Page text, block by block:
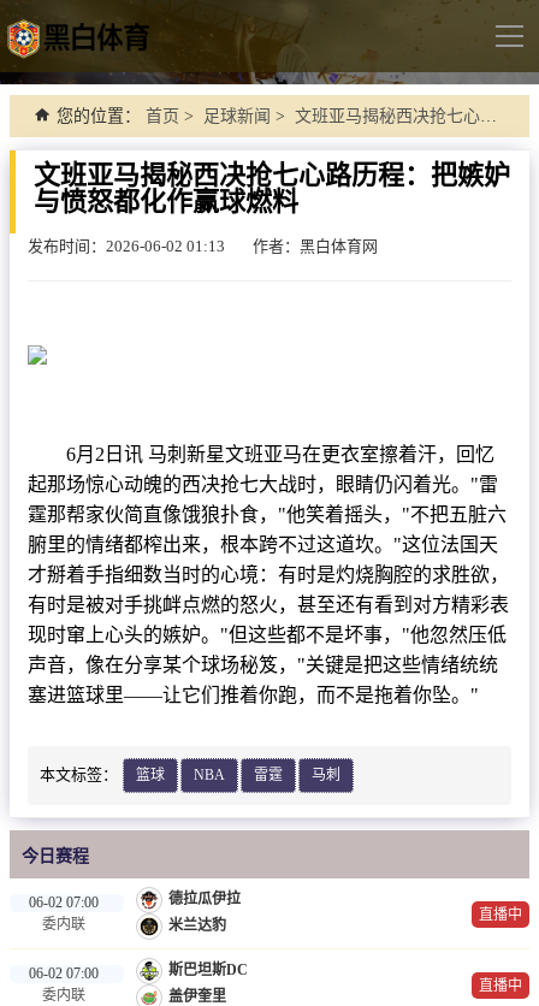
导
首页
足球直播
英超
德甲
欧冠杯
中超
篮球直播
NBA
CBA
录像
新闻
篮球新闻
您的位置： 首页 > 足球新闻 > 文班亚马揭秘西决抢七心路历程：把嫉妒与愤怒都化作赢球燃料
文班亚马揭秘西决抢七心路历程：把嫉妒
与愤怒都化作赢球燃料
发布时间：2026-06-02 01:13 作者：黑白体育网
6月2日讯 马刺新星文班亚马在更衣室擦着汗，回忆
起那场惊心动魄的西决抢七大战时，眼睛仍闪着光。"雷
霆那帮家伙简直像饿狼扑食，"他笑着摇头，"不把五脏六
腑里的情绪都榨出来，根本跨不过这道坎。"这位法国天
才掰着手指细数当时的心境：有时是灼烧胸腔的求胜欲，
有时是被对手挑衅点燃的怒火，甚至还有看到对方精彩表
现时窜上心头的嫉妒。"但这些都不是坏事，"他忽然压低
声音，像在分享某个球场秘笈，"关键是把这些情绪统统
塞进篮球里——让它们推着你跑，而不是拖着你坠。"
本文标签： 篮球 NBA 雷霆 马刺
今日赛程
06-02 07:00
委内联
德拉瓜伊拉
米兰达豹
直播中
06-02 07:00
委内联
斯巴坦斯DC
盖伊奎里
直播中